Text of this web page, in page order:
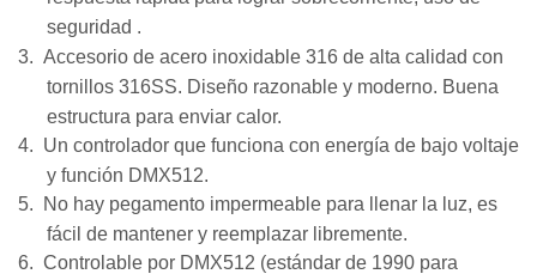
seguridad .
3. Accesorio de acero inoxidable 316 de alta calidad con
tornillos 316SS. Diseño razonable y moderno. Buena
estructura para enviar calor.
4. Un controlador que funciona con energía de bajo voltaje
y función DMX512.
5.
No hay pegamento impermeable para llenar la luz, es
fácil de mantener y reemplazar libremente.
6. Controlable por DMX512 (estándar de 1990 para